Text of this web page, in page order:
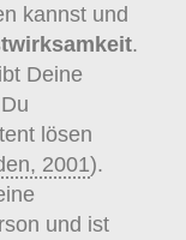
kannst und
.
Deine
lösen
2001).
und ist